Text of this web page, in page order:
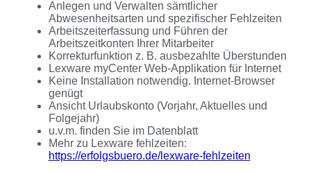
Anlegen und Verwalten sämtlicher
Abwesenheitsarten und spezifischer Fehlzeiten
Arbeitszeiterfassung und Führen der
Arbeitszeitkonten Ihrer Mitarbeiter
Korrekturfunktion z. B. ausbezahlte Überstunden
Lexware myCenter Web-Applikation für Internet
Keine Installation notwendig. Internet-Browser
genügt
Ansicht Urlaubskonto (Vorjahr, Aktuelles und
Folgejahr)
u.v.m. finden Sie im Datenblatt
Mehr zu Lexware fehlzeiten:
https://erfolgsbuero.de/lexware-fehlzeiten